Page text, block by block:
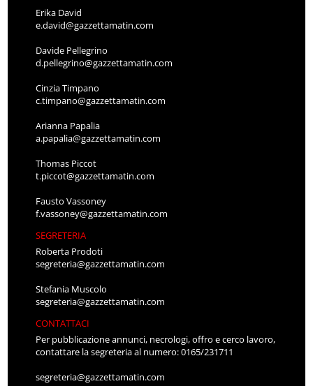
Erika David
e.david@gazzettamatin.com
Davide Pellegrino
d.pellegrino@gazzettamatin.com
Cinzia Timpano
c.timpano@gazzettamatin.com
Arianna Papalia
a.papalia@gazzettamatin.com
Thomas Piccot
t.piccot@gazzettamatin.com
Fausto Vassoney
f.vassoney@gazzettamatin.com
SEGRETERIA
Roberta Prodoti
segreteria@gazzettamatin.com
Stefania Muscolo
segreteria@gazzettamatin.com
CONTATTACI
Per pubblicazione annunci, necrologi, offro e cerco lavoro,
contattare la segreteria al numero: 0165/231711
segreteria@gazzettamatin.com